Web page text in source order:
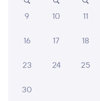
Что нужно, чтобы
Что делать, если
9 10 11
16 17 18
23 24 25
30